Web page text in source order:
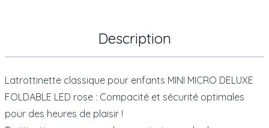
Description
Latrottinette classique pour enfants MINI MICRO DELUXE
FOLDABLE LED rose : Compacité et sécurité optimales
pour des heures de plaisir !